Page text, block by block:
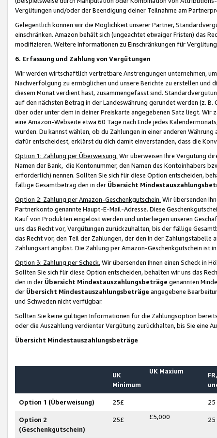
Vergütungen und/oder der Beendigung deiner Teilnahme am
Gelegentlich können wir die Möglichkeit unserer Partner,
einschränken. Amazon behält sich (ungeachtet etwaiger Fristen) das
modifizieren. Weitere Informationen zu Einschränkungen für
6. Erfassung und Zahlung von Vergütungen
Wir werden wirtschaftlich vertretbare Anstrengungen unternehmen,
Nachverfolgung zu ermöglichen und unsere Berichte zu erstellen und
diesem Monat verdient hast, zusammengefasst sind.
auf den nächsten Betrag in der Landeswährung gerundet werden (z.
über oder unter dem in deiner Preiskarte angegebenen Satz liegt.
eine Amazon-Webseite etwa 60 Tage nach Ende jedes
wurden. Du kannst wählen, ob du Zahlungen in einer anderen
dafür entscheidest, erklärst du dich damit einverstanden, dass die
Option 1: Zahlung per Überweisung. Wir überweisen Ihre Vergütung
Namen der Bank, die Kontonummer, den Namen des Kontoinhabers
erforderlich) nennen. Sollten Sie sich für diese Option entscheiden,
fällige Gesamtbetrag den in der Übersicht
Option 2: Zahlung per Amazon-Geschenkgutschein. Wir übersenden
Partnerkonto genannte Haupt-E-Mail-Adresse. Diese
Kauf von Produkten eingelöst werden und unterliegen unseren
uns das Recht vor, Vergütungen zurückzuhalten, bis der fällige
das Recht vor, den Teil der Zahlungen, der den in der
Zahlungsart angibst. Die Zahlung per Amazon-Geschenkgutschein ist
Option 3: Zahlung per Scheck. Wir übersenden Ihnen einen Scheck in
Sollten Sie sich für diese Option entscheiden, behalten wir uns das
den in der Übersicht Mindestauszahlungsbeträge genannten
der Übersicht Mindestauszahlungsbeträge angegebene
und Schweden nicht verfügbar.
Sollten Sie keine gültigen Informationen für die Zahlungsoption
oder die Auszahlung verdienter Vergütung zurückhalten, bis Sie
Übersicht Mindestauszahlungsbeträge
UK
Minimum
UK Maxium
Option 1 (Überweisung) 25£ 25
Option 2
(Geschenkgutschein)
25£ £5,000 25